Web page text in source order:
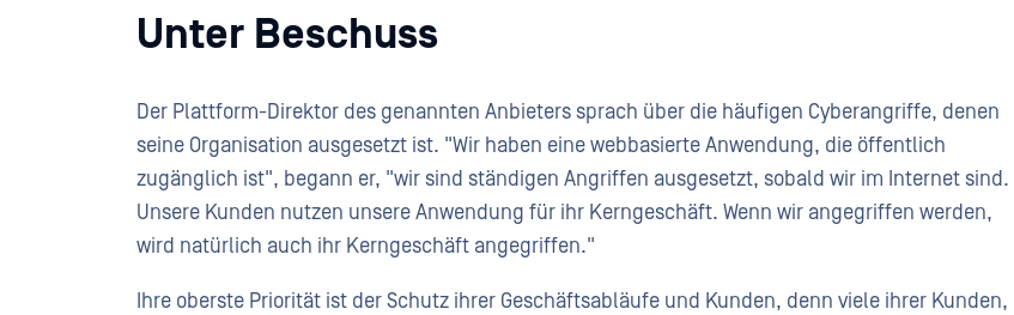
Unter Beschuss
Der Plattform-Direktor des genannten Anbieters sprach über die häufigen Cyberangriffe, denen
seine Organisation ausgesetzt ist. "Wir haben eine webbasierte Anwendung, die öffentlich
zugänglich ist", begann er, "wir sind ständigen Angriffen ausgesetzt, sobald wir im Internet sind.
Unsere Kunden nutzen unsere Anwendung für ihr Kerngeschäft. Wenn wir angegriffen werden,
wird natürlich auch ihr Kerngeschäft angegriffen."
Ihre oberste Priorität ist der Schutz ihrer Geschäftsabläufe und Kunden, denn viele ihrer Kunden,